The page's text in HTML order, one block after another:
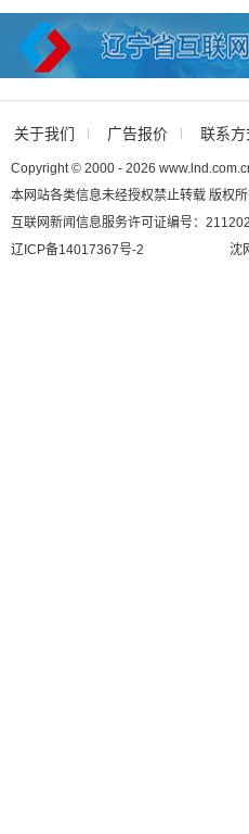
关于我们 广告报价 联系方
Copyright © 2000 - 2026
本网站各类信息未经授权禁止转载 版权
互联网新闻信息服务许可证编号：
辽ICP备14017367号-2
沈